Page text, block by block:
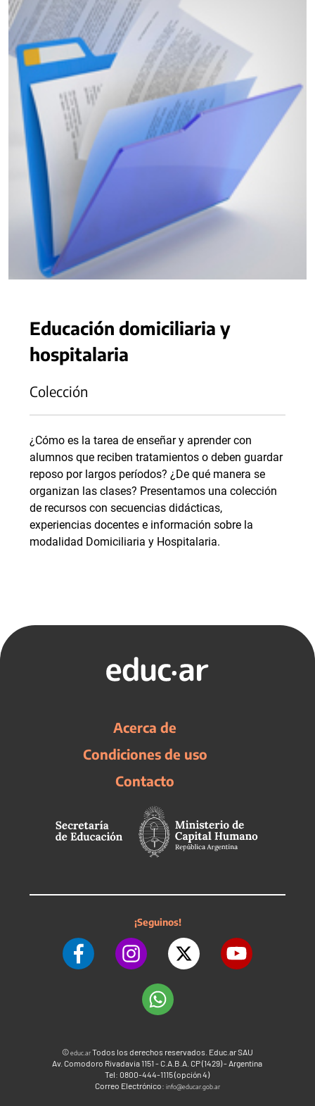
Educación domiciliaria y
hospitalaria
Colección
¿Cómo es la tarea de enseñar y aprender con
alumnos que reciben tratamientos o deben guardar
reposo por largos períodos? ¿De qué manera se
organizan las clases? Presentamos una colección
de recursos con secuencias didácticas,
experiencias docentes e información sobre la
modalidad Domiciliaria y Hospitalaria.
Acerca de
Condiciones de uso
Contacto
¡Seguinos!
©educ.arTodos los derechos reservados. Educ.ar SAU
Av. Comodoro Rivadavia 1151 - C.A.B.A. CP (1429) - Argentina
Tel: 0800-444-1115 (opción 4)
Correo Electrónico: info@educar.gob.ar